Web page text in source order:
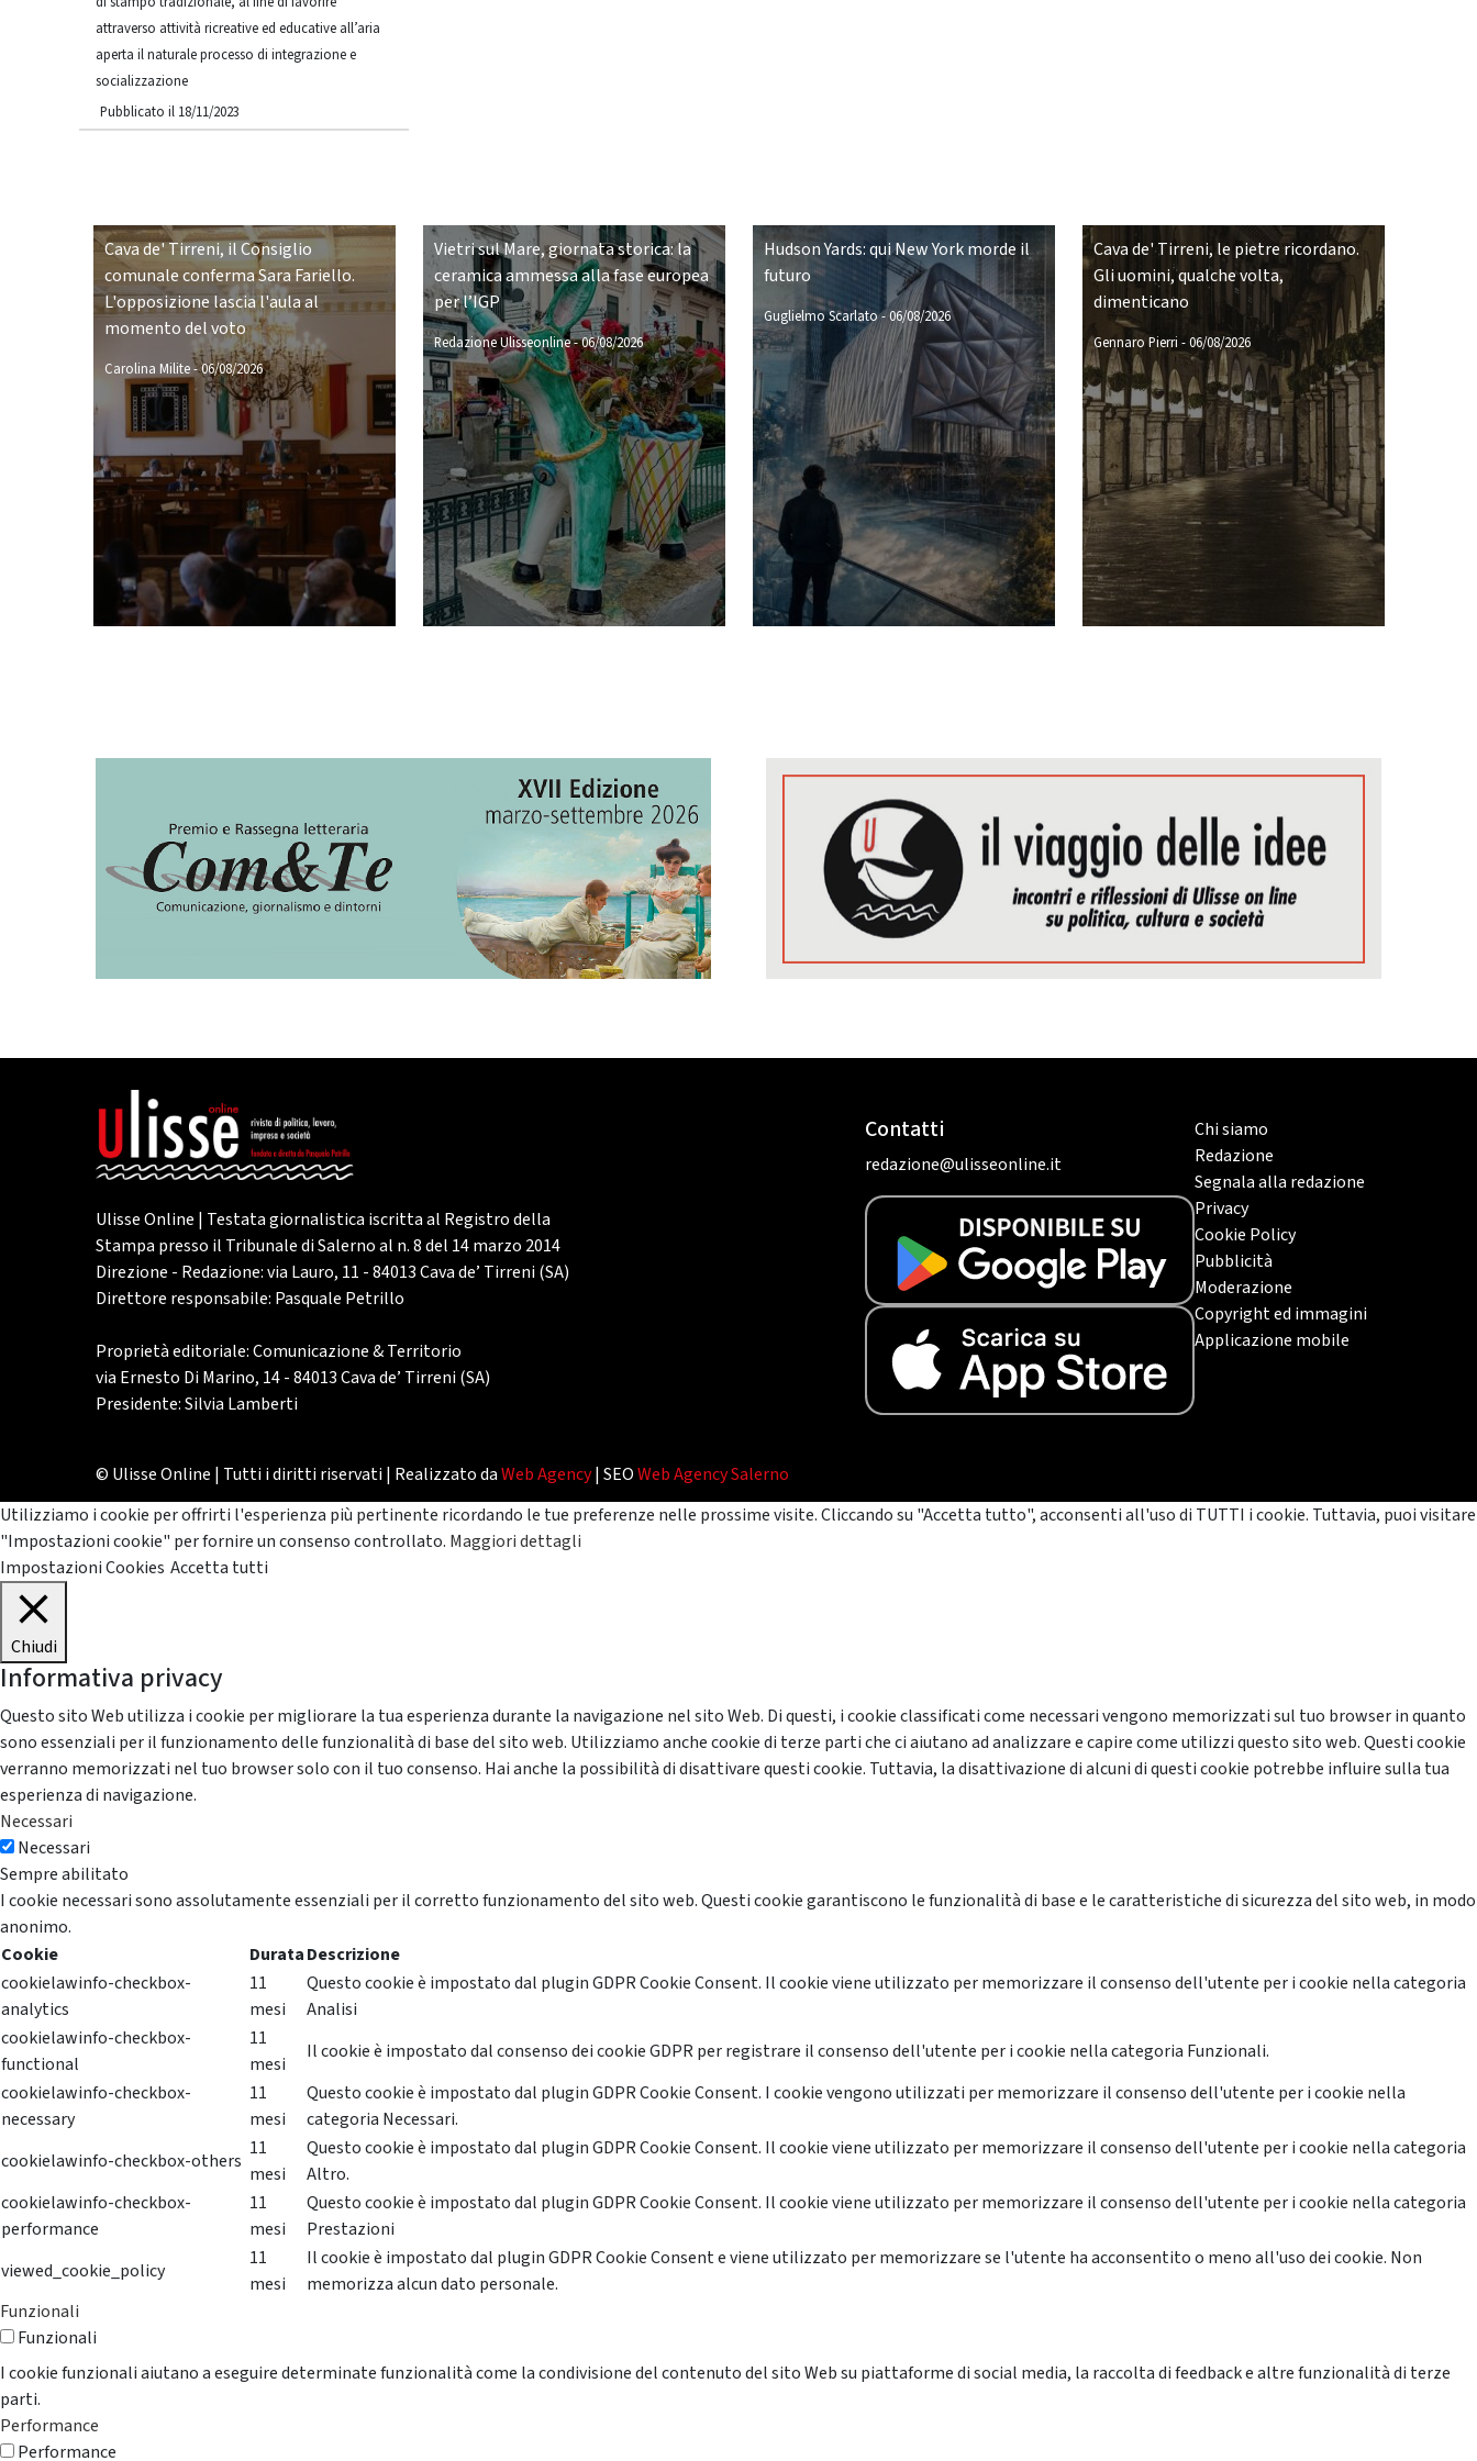
attraverso attività ricreative ed educative all’aria
aperta il naturale processo di integrazione e
socializzazione
Pubblicato il 18/11/2023
Cava de' Tirreni, il Consiglio
comunale conferma Sara Fariello.
L'opposizione lascia l'aula al
momento del voto
Carolina Milite-06/08/2026
Vietri sul Mare, giornata storica: la
ceramica ammessa alla fase europea
per l’IGP
Redazione Ulisseonline-06/08/2026
Hudson Yards: qui New York morde il
futuro
Guglielmo Scarlato-06/08/2026
Cava de' Tirreni, le pietre ricordano.
Gli uomini, qualche volta,
dimenticano
Gennaro Pierri -06/08/2026
Ulisse Online | Testata giornalistica iscritta al Registro della
Stampa presso il Tribunale di Salerno al n. 8 del 14 marzo 2014
Direzione - Redazione: via Lauro, 11 - 84013 Cava de’ Tirreni (SA)
Direttore responsabile: Pasquale Petrillo
Proprietà editoriale: Comunicazione & Territorio
via Ernesto Di Marino, 14 - 84013 Cava de’ Tirreni (SA)
Presidente: Silvia Lamberti
Contatti
redazione@ulisseonline.it
Chi siamo
Redazione
Segnala alla redazione
Privacy
Cookie Policy
Pubblicità
Moderazione
Copyright ed immagini
Applicazione mobile
© Ulisse Online | Tutti i diritti riservati | Realizzato daWeb Agency| SEOWeb Agency Salerno
Utilizziamo i cookie per offrirti l'esperienza più pertinente ricordando le tue preferenze nelle prossime visite. Cliccando su "Accetta tutto", acconsenti all'uso di TUTTI i cookie. Tuttavia, puoi visitare
"Impostazioni cookie" per fornire un consenso controllato. Maggiori dettagli
Impostazioni Cookies Accetta tutti
Chiudi
Informativa privacy
Questo sito Web utilizza i cookie per migliorare la tua esperienza durante la navigazione nel sito Web. Di questi, i cookie classificati come necessari vengono memorizzati sul tuo browser in quanto
sono essenziali per il funzionamento delle funzionalità di base del sito web. Utilizziamo anche cookie di terze parti che ci aiutano ad analizzare e capire come utilizzi questo sito web. Questi cookie
verranno memorizzati nel tuo browser solo con il tuo consenso. Hai anche la possibilità di disattivare questi cookie. Tuttavia, la disattivazione di alcuni di questi cookie potrebbe influire sulla tua
esperienza di navigazione.
Necessari
Necessari
Sempre abilitato
I cookie necessari sono assolutamente essenziali per il corretto funzionamento del sito web. Questi cookie garantiscono le funzionalità di base e le caratteristiche di sicurezza del sito web, in modo
anonimo.
Cookie
DurataDescrizione
cookielawinfo-checkbox-
analytics
11
mesi
Questo cookie è impostato dal plugin GDPR Cookie Consent. Il cookie viene utilizzato per memorizzare il consenso dell'utente per i cookie nella categoria
Analisi
cookielawinfo-checkbox-
functional
11
mesi
Il cookie è impostato dal consenso dei cookie GDPR per registrare il consenso dell'utente per i cookie nella categoria Funzionali.
cookielawinfo-checkbox-
necessary
11
mesi
Questo cookie è impostato dal plugin GDPR Cookie Consent. I cookie vengono utilizzati per memorizzare il consenso dell'utente per i cookie nella
categoria Necessari.
cookielawinfo-checkbox-others
11
mesi
Questo cookie è impostato dal plugin GDPR Cookie Consent. Il cookie viene utilizzato per memorizzare il consenso dell'utente per i cookie nella categoria
Altro.
cookielawinfo-checkbox-
performance
11
mesi
Questo cookie è impostato dal plugin GDPR Cookie Consent. Il cookie viene utilizzato per memorizzare il consenso dell'utente per i cookie nella categoria
Prestazioni
viewed_cookie_policy
11
mesi
Il cookie è impostato dal plugin GDPR Cookie Consent e viene utilizzato per memorizzare se l'utente ha acconsentito o meno all'uso dei cookie. Non
memorizza alcun dato personale.
Funzionali
Funzionali
I cookie funzionali aiutano a eseguire determinate funzionalità come la condivisione del contenuto del sito Web su piattaforme di social media, la raccolta di feedback e altre funzionalità di terze
parti.
Performance
Performance